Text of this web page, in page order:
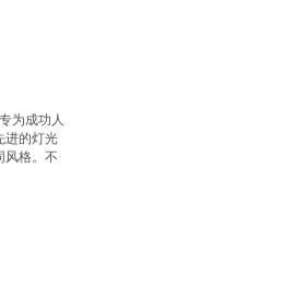
为成功人
进的灯光
风格。不